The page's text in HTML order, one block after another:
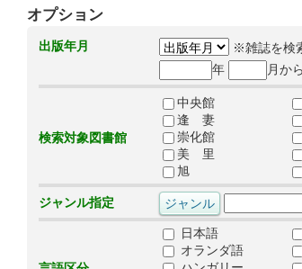
オプション
出版年月
※雑誌を検
年
月から
検索対象図書館
中央館
逢 妻
崇化館
美 里
旭
ジャンル指定
日本語
オランダ語